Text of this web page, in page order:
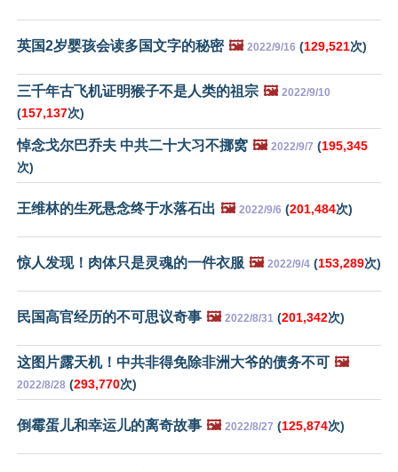
英国2岁婴孩会读多国文字的秘密 🖼️ 2022/9/16 (129,521次)
三千年古飞机证明猴子不是人类的祖宗 🖼️ 2022/9/10
(157,137次)
悼念戈尔巴乔夫 中共二十大习不挪窝 🖼️ 2022/9/7 (195,345
次)
王维林的生死悬念终于水落石出 🖼️ 2022/9/6 (201,484次)
惊人发现！肉体只是灵魂的一件衣服 🖼️ 2022/9/4 (153,289次)
民国高官经历的不可思议奇事 🖼️ 2022/8/31 (201,342次)
这图片露天机！中共非得免除非洲大爷的债务不可 🖼️
2022/8/28 (293,770次)
倒霉蛋儿和幸运儿的离奇故事 🖼️ 2022/8/27 (125,874次)